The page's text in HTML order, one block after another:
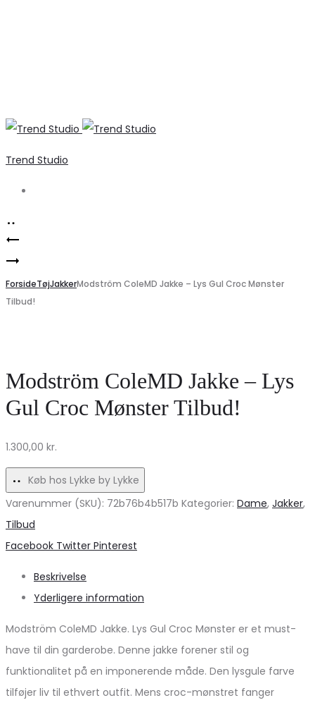
Trend Studio
Product
navigation
med
Kløver
Perfekte
Gave!
Modström
ColeMD
Nederdel
Imitation
Læder
Tilbud!
ForsideTøjJakkerModström ColeMD Jakke – Lys Gul Croc Mønster
Tilbud!
Modström ColeMD Jakke – Lys
Gul Croc Mønster Tilbud!
1.300,00 kr.
Køb hos Lykke by Lykke
Varenummer (SKU): 72b76b4b517b Kategorier: Dame, Jakker,
Tilbud
Share
Facebook Twitter Pinterest
Beskrivelse
Yderligere information
Modström ColeMD Jakke. Lys Gul Croc Mønster er et must-
have til din garderobe. Denne jakke forener stil og
funktionalitet på en imponerende måde. Den lysgule farve
tilføjer liv til ethvert outfit. Mens croc-mønstret fanger